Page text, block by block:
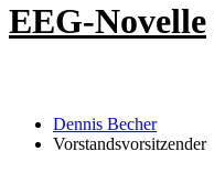
EEG-Novelle
Dennis Becher
Vorstandsvorsitzender